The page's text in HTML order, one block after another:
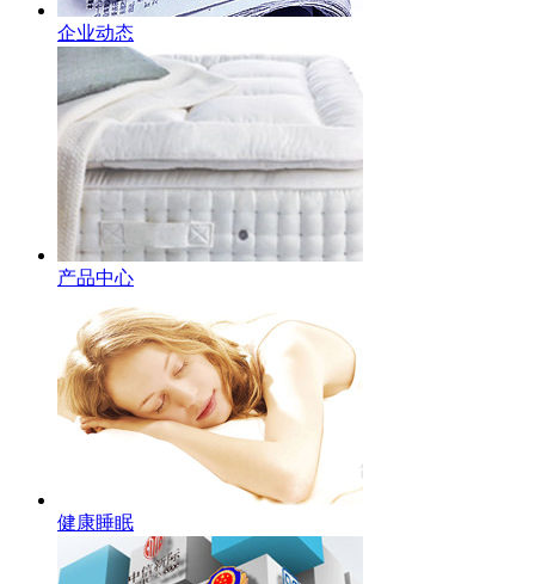
企业动态
产品中心
健康睡眠